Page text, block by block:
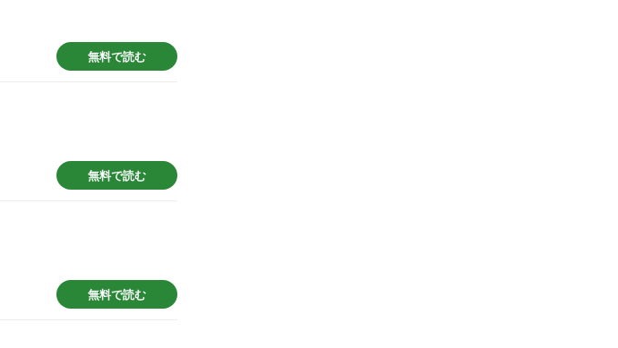
無料で読む
無料で読む
無料で読む